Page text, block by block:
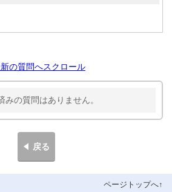
の質問へスクロール
みの質問はありません。
戻る
ページトップへ↑